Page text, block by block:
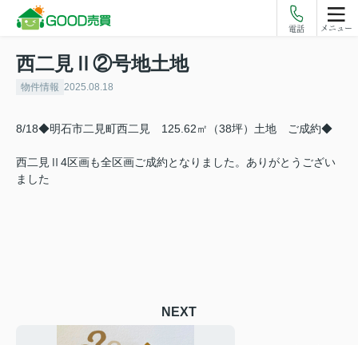
電話 メニュー
西二見Ⅱ②号地土地
物件情報 2025.08.18
8/18◆明石市二見町西二見 125.62㎡（38坪）土地 ご成約◆
西二見Ⅱ4区画も全区画ご成約となりました。ありがとうござい
ました
NEXT